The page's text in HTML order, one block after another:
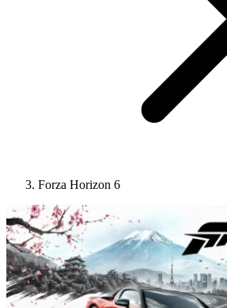
Forza Horizon 6